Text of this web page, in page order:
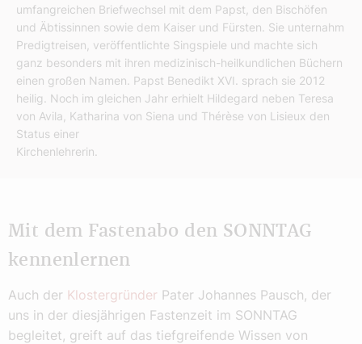
umfangreichen Briefwechsel mit dem Papst, den Bischöfen
und Äbtissinnen sowie dem Kaiser und Fürsten. Sie unternahm
Predigtreisen, veröffentlichte Singspiele und machte sich
ganz besonders mit ihren medizinisch-heilkundlichen Büchern
einen großen Namen. Papst Benedikt XVI. sprach sie 2012
heilig. Noch im gleichen Jahr erhielt Hildegard neben Teresa
von Avila, Katharina von Siena und Thérèse von Lisieux den
Status einer
Kirchenlehrerin.
Mit dem Fastenabo den SONNTAG
kennenlernen
Auch der Klostergründer Pater Johannes Pausch, der
uns in der diesjährigen Fastenzeit im SONNTAG
begleitet, greift auf das tiefgreifende Wissen von